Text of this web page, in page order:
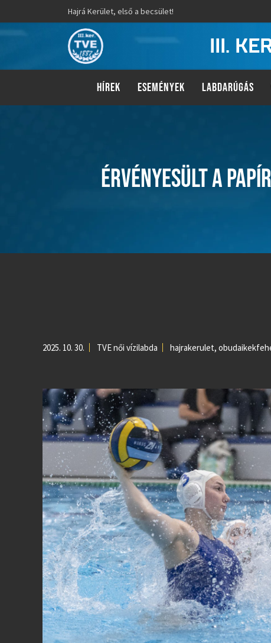
Hajrá Kerület, első a becsület!
III.
HÍREK ESEMÉNYEK LABDARÚGÁS
ÉRVÉNYESÜLT A
2025. 10. 30. TVE női vízilabda hajrakerulet,